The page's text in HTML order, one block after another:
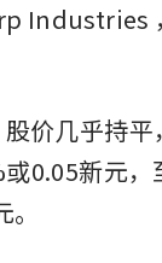
Industries
股价几乎持
0.05新元，